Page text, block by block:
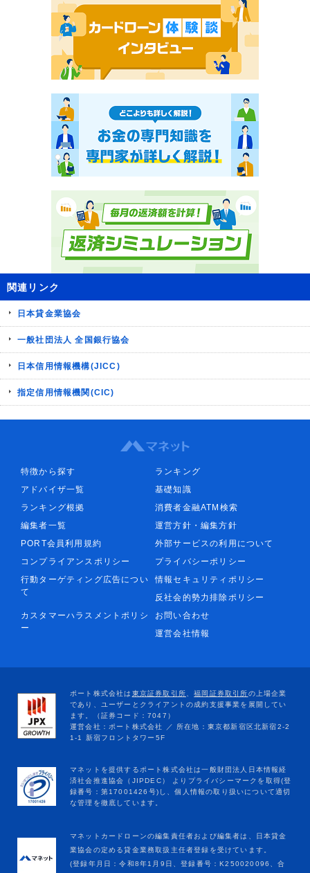
関連リンク
日本貸金業協会
一般社団法人 全国銀行協会
日本信用情報機構(JICC)
指定信用情報機関(CIC)
特徴から探す
ランキング
アドバイザ一覧
基礎知識
ランキング根拠
消費者金融ATM検索
編集者一覧
運営方針・編集方針
PORT会員利用規約
外部サービスの利用について
コンプライアンスポリシー
プライバシーポリシー
行動ターゲティング広告につい
て
情報セキュリティポリシー
反社会的勢力排除ポリシー
カスタマーハラスメントポリシ
ー
お問い合わせ
運営会社情報
マネットカードローンの編集責任者および編集者は、日本貸金
業協会の定める貸金業務取扱主任者登録を受けています。
(登録年月日：令和8年1月9日、登録番号：K250020096、合